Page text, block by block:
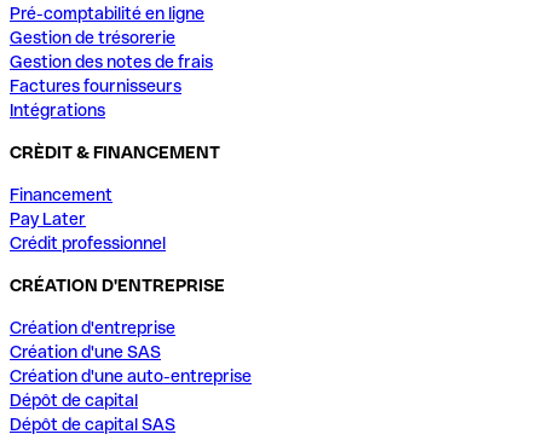
Pré-comptabilité en ligne
Gestion de trésorerie
Gestion des notes de frais
Factures fournisseurs
Intégrations
CRÈDIT & FINANCEMENT
Financement
Pay Later
Crédit professionnel
CRÉATION D'ENTREPRISE
Création d'entreprise
Création d'une SAS
Création d'une auto-entreprise
Dépôt de capital
Dépôt de capital SAS